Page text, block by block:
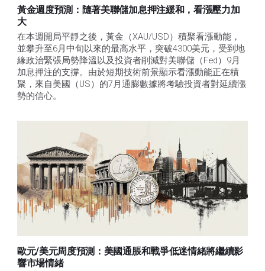
黃金週度預測：隨著美聯儲加息押注緩和，看漲壓力加
大
在本週開局平靜之後，黃金（XAU/USD）積聚看漲動能，
並攀升至6月中旬以來的最高水平，突破4300美元，受到地
緣政治緊張局勢降溫以及投資者削減對美聯儲（Fed）9月
加息押注的支撐。由於短期技術前景顯示看漲動能正在積
聚，來自美國（US）的7月通膨數據將考驗投資者對延續漲
勢的信心。
歐元/美元周度預測：美國通脹和戰爭低迷情緒將繼續影
響市場情緒